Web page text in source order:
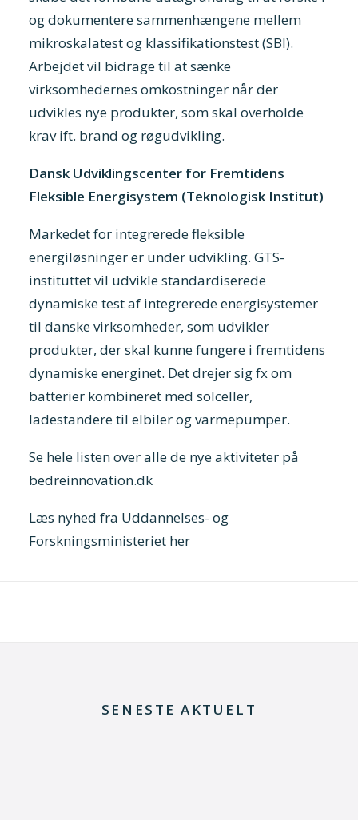
og dokumentere sammenhængene mellem
mikroskalatest og klassifikationstest (SBI).
Arbejdet vil bidrage til at sænke
virksomhedernes omkostninger når der
udvikles nye produkter, som skal overholde
krav ift. brand og røgudvikling.
Dansk Udviklingscenter for Fremtidens
Fleksible Energisystem (Teknologisk Institut)
Markedet for integrerede fleksible
energiløsninger er under udvikling. GTS-
instituttet vil udvikle standardiserede
dynamiske test af integrerede energisystemer
til danske virksomheder, som udvikler
produkter, der skal kunne fungere i fremtidens
dynamiske energinet. Det drejer sig fx om
batterier kombineret med solceller,
ladestandere til elbiler og varmepumper.
Se hele listen over alle de nye aktiviteter på
bedreinnovation.dk
Læs nyhed fra Uddannelses- og
Forskningsministeriet her
SENESTE AKTUELT